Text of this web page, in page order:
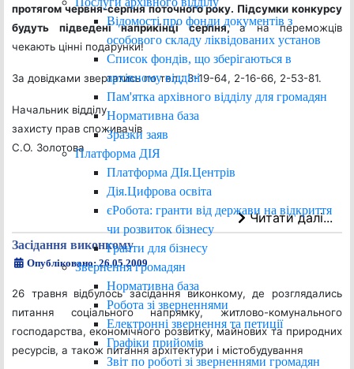
Відомості про фонди документів з
особового складу ліквідованих установ
Список фондів, що зберігаються в
архівному відділі
Пам'ятка архівного відділу для громадян
Нормативна база
Зразки заяв
Платформа ДІЯ
Платформа ДІя.Центрів
Дія.Цифрова освіта
єРобота: гранти від держави на відкриття
чи розвиток бізнесу
Гранти для бізнесу
Звернення громадян
Нормативна база
Робота зі зверненнями
Електронні звернення та петиції
Графіки прийомів
Звіт по роботі зі зверненнями громадян
протягом червня-серпня поточного року. Підсумки конкурсу
будуть підведені наприкінці серпня,а на переможців
чекають цінні подарунки!
За довідками звертатись по тел.: 3-19-64, 2-16-66, 2-53-81.
Начальник відділу
захисту прав споживачів
С.О. Золотова
Читати далі...
Засідання виконкому
Опубліковано: 26.05.2009
26 травня відбулось засідання виконкому, де розглядались
питання соціального напрямку, житлово-комунального
господарства, економічного розвитку, майнових та природних
ресурсів, а також питання архітектури і містобудування